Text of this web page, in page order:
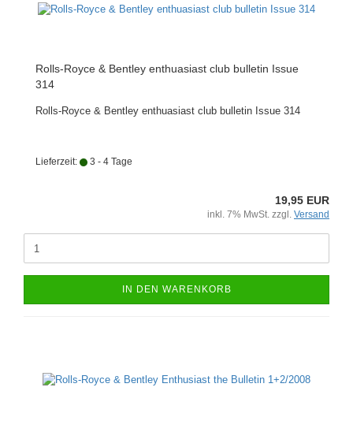
Rolls-Royce & Bentley enthuasiast club bulletin Issue
314
Rolls-Royce & Bentley enthuasiast club bulletin Issue 314
Lieferzeit: 3 - 4 Tage
19,95 EUR
inkl. 7% MwSt. zzgl. Versand
IN DEN WARENKORB